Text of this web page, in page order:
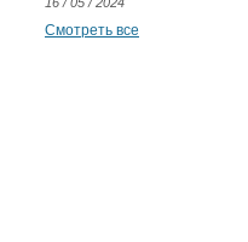
Смотреть все